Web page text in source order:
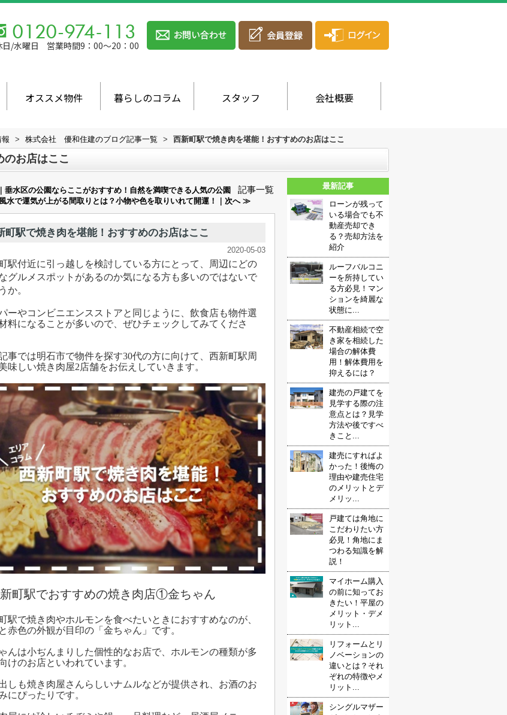
日/水曜日 営業時間9：00～20：00
オススメ物件 暮らしのコラム スタッフ 会社概要
> 株式会社 優和住建のブログ記事一覧 > 西新町駅で焼き肉を堪能！おすすめのお店はここ
のお店はここ
水区の公園ならここがおすすめ！自然を満喫できる人気の公園 記事一覧
風水で運気が上がる間取りとは？小物や色を取りいれて開運！｜次へ ≫
町駅で焼き肉を堪能！おすすめのお店はここ
2020-05-03
駅付近に引っ越しを検討している方にとって、周辺にどの
グルメスポットがあるのか気になる方も多いのではないで
か。
ーやコンビニエンスストアと同じように、飲食店も物件選
料になることが多いので、ぜひチェックしてみてくださ
事では明石市で物件を探す30代の方に向けて、西新町駅周
味しい焼き肉屋2店舗をお伝えしていきます。
町駅でおすすめの焼き肉店①金ちゃん
駅で焼き肉やホルモンを食べたいときにおすすめなのが、
赤色の外観が目印の「金ちゃん」です。
んは小ぢんまりした個性的なお店で、ホルモンの種類が多
けのお店といわれています。
しも焼き肉屋さんらしいナムルなどが提供され、お酒のお
にぴったりです。
最新記事
ローンが残って
いる場合でも不
動産売却でき
る？売却方法を
紹介
ルーフバルコニ
ーを所持してい
る方必見！マン
ションを綺麗な
状態に...
不動産相続で空
き家を相続した
場合の解体費
用！解体費用を
抑えるには？
建売の戸建てを
見学する際の注
意点とは？見学
方法や後ですべ
きこと...
建売にすればよ
かった！後悔の
理由や建売住宅
のメリットとデ
メリッ...
戸建ては角地に
こだわりたい方
必見！角地にま
つわる知識を解
説！
マイホーム購入
の前に知ってお
きたい！平屋の
メリット・デメ
リット...
リフォームとリ
ノベーションの
違いとは？それ
ぞれの特徴やメ
リット...
シングルマザー